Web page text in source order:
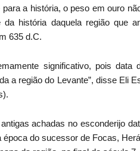
a história, o peso em ouro
história daquela região que
635 d.C.
significativo, pois data
a região do Levante”, disse Eli
achadas no esconderijo
do sucessor de Focas,